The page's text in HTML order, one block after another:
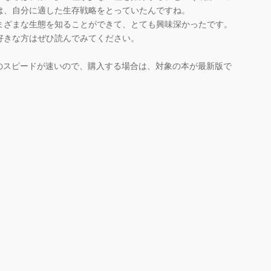
自分に適した生存戦略をとっていたんですね。
な生態を知ることができて、とても興味深かったです。
な方はぜひ読んでみてください。
ピードが速いので、購入する場合は、対象の本が最新版で